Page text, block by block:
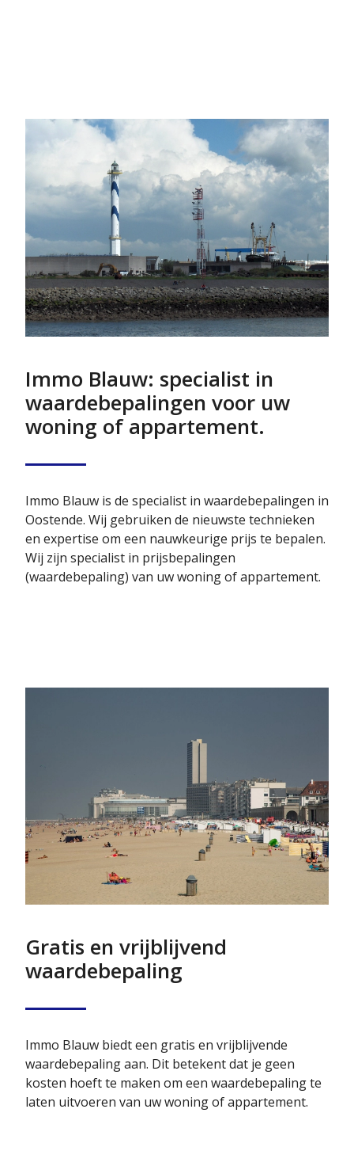
Immo Blauw: specialist in
waardebepalingen voor uw
woning of appartement.
Immo Blauw is de specialist in waardebepalingen in
Oostende. Wij gebruiken de nieuwste technieken
en expertise om een nauwkeurige prijs te bepalen.
Wij zijn specialist in prijsbepalingen
(waardebepaling) van uw woning of appartement.
Gratis en vrijblijvend
waardebepaling
Immo Blauw biedt een gratis en vrijblijvende
waardebepaling aan. Dit betekent dat je geen
kosten hoeft te maken om een waardebepaling te
laten uitvoeren van uw woning of appartement.